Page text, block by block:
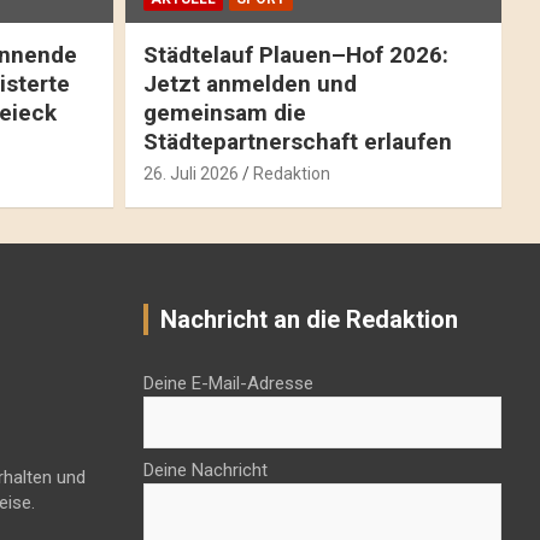
Städtelauf Plauen–Hof 2026:
Jetzt anmelden und
gemeinsam die
Städtepartnerschaft erlaufen
26. Juli 2026 Redaktion
und
Nachricht an die Redaktion
Deine E-Mail-Adresse
Deine Nachricht